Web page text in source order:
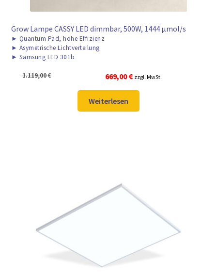
Grow Lampe CASSY LED dimmbar, 500W, 1444 μmol/s
► Quantum Pad, hohe Effizienz
► Asymetrische Lichtverteilung
► Samsung LED 301b
1.119,00€
Ursprünglicher
war:
1.119,00 €
669,00€Aktueller
669,00 €.
zzgl. MwSt.
Weiterlesen